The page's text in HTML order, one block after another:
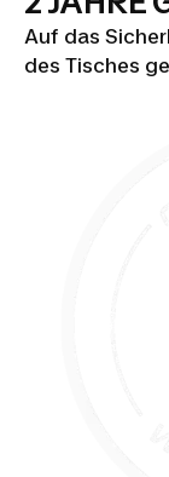
Auf das
des Tisches